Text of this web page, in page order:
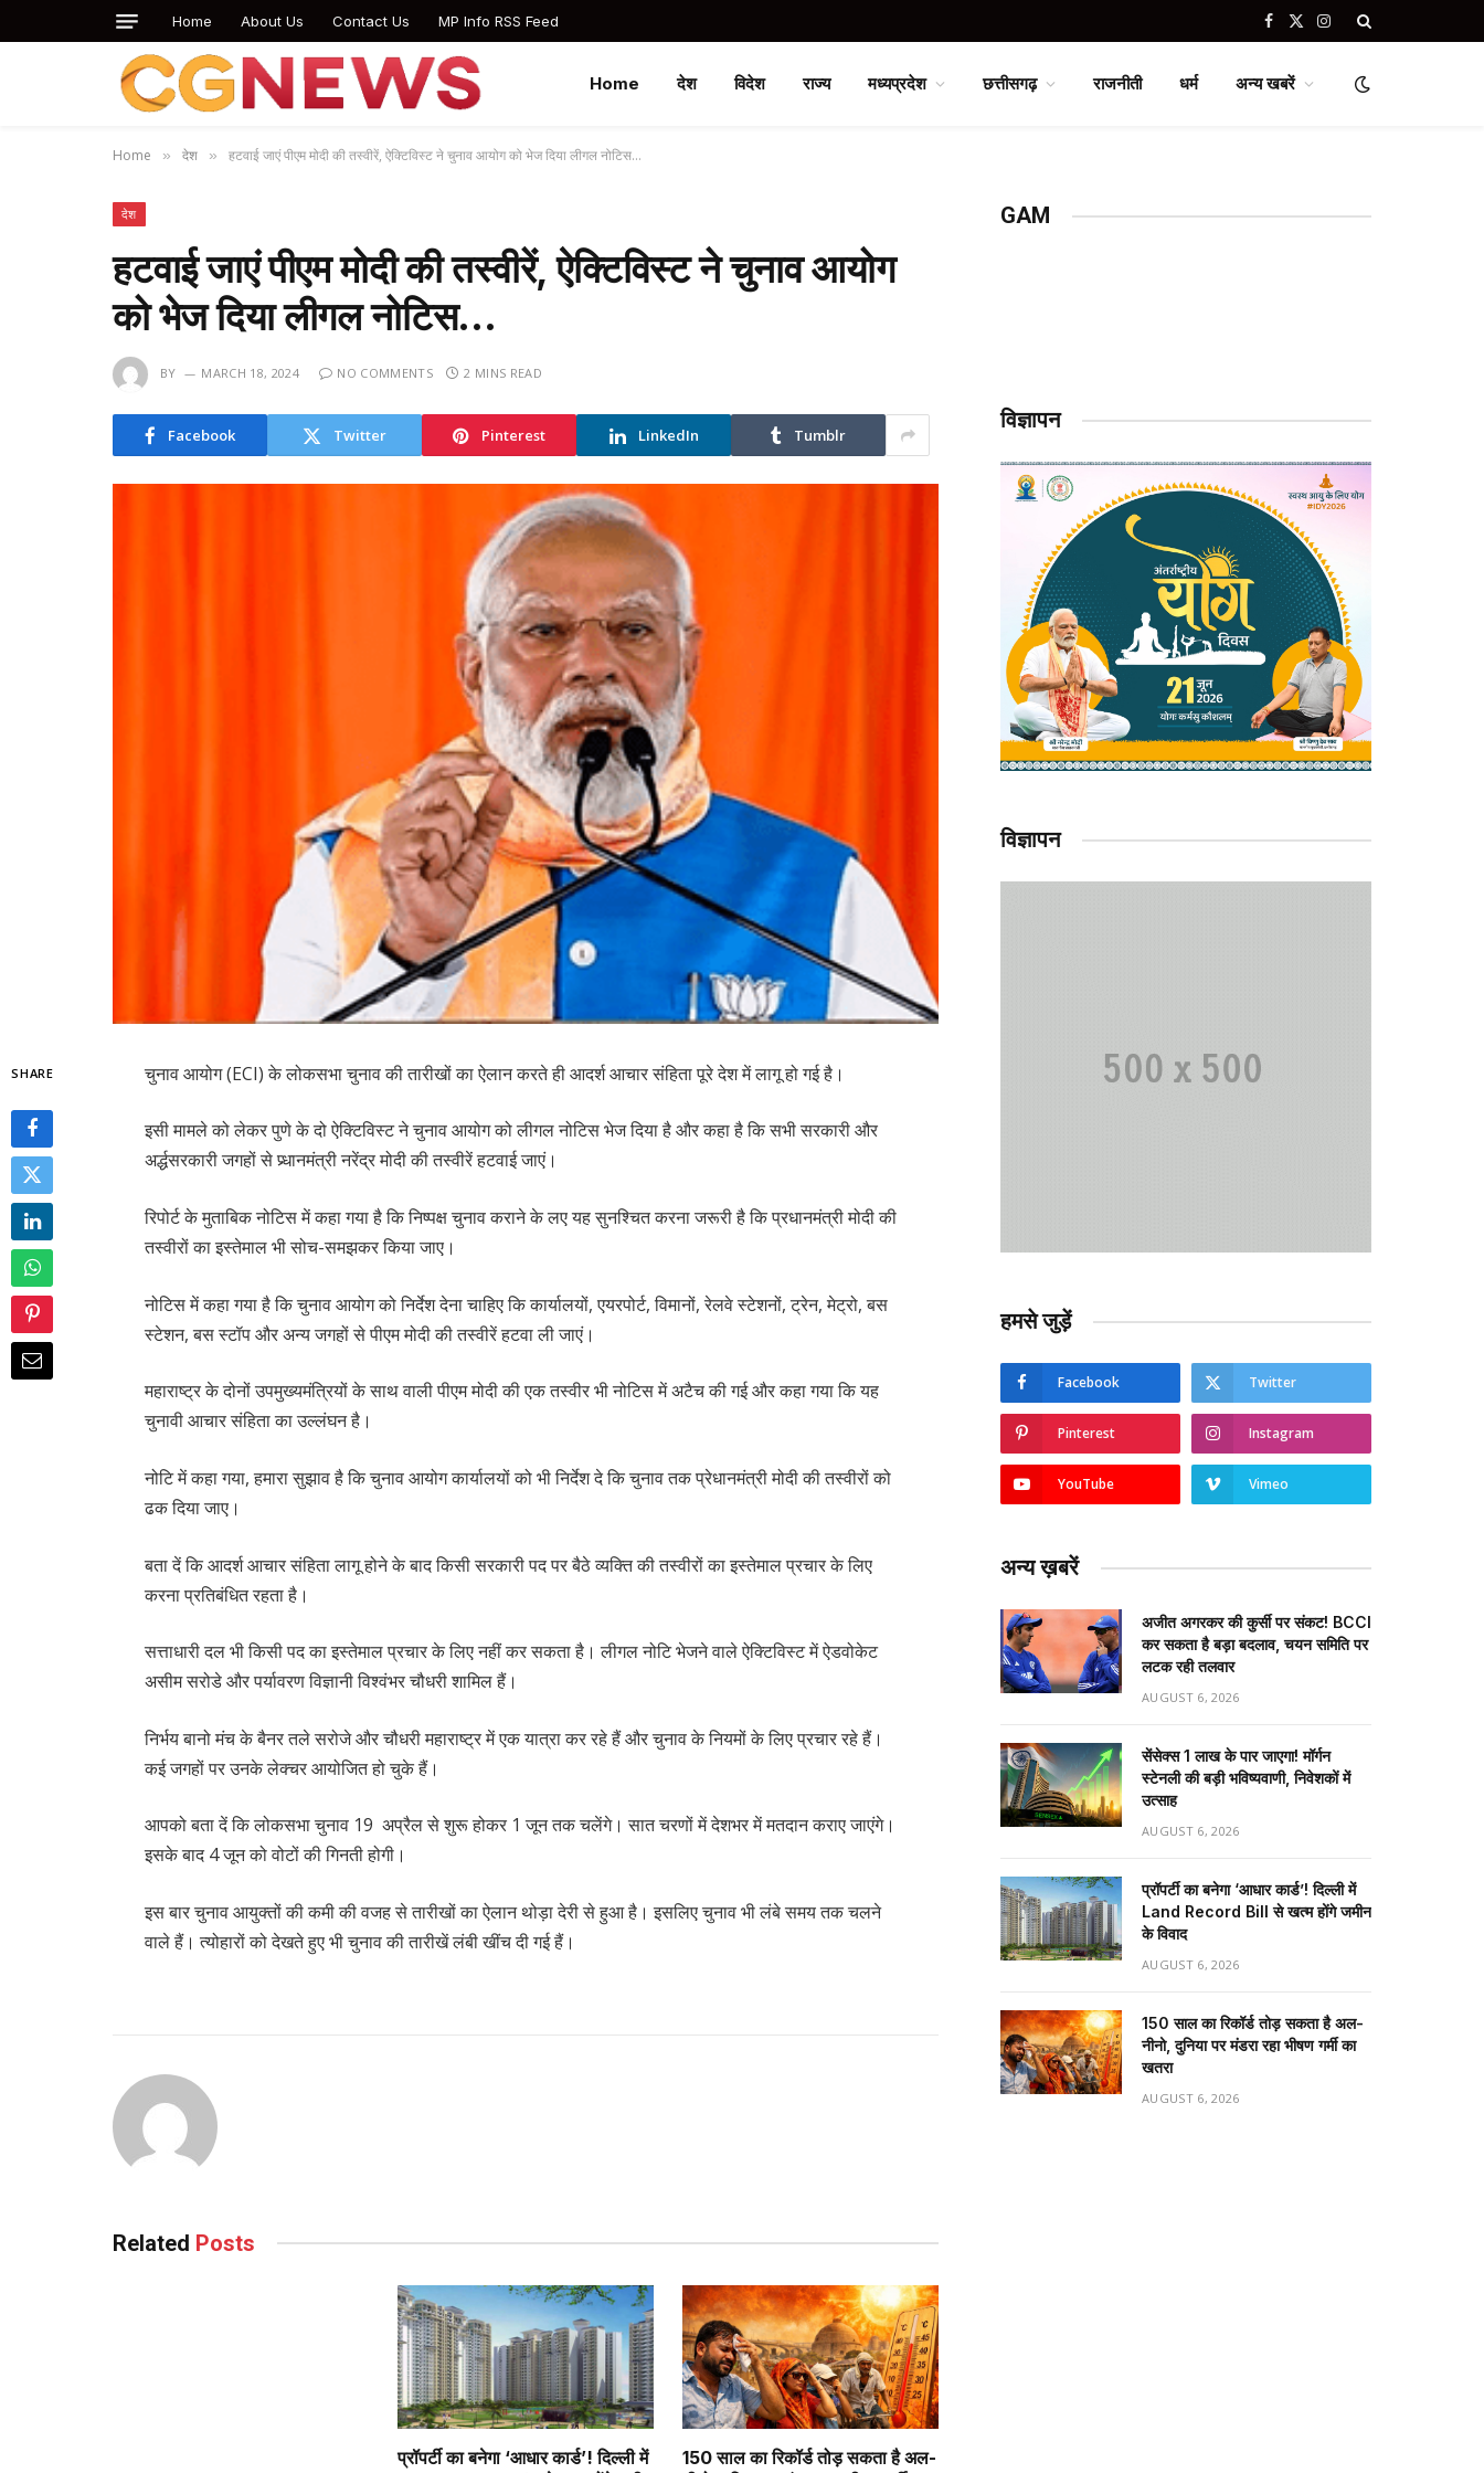
Home About Us Contact Us MP Info RSS Feed Facebook
X
Instagram
Home देश विदेश राज्य मध्यप्रदेश छत्तीसगढ़ राजनीती धर्म अन्य खबरें
Home » देश » हटवाई जाएं पीएम मोदी की तस्वीरें, ऐक्टिविस्ट ने चुनाव आयोग को भेज दिया लीगल नोटिस…
देश
हटवाई जाएं पीएम मोदी की तस्वीरें, ऐक्टिविस्ट ने चुनाव आयोग
को भेज दिया लीगल नोटिस…
BY MARCH 18, 2024 NO COMMENTS 2 MINS READ
Facebook Twitter Pinterest LinkedIn Tumblr
SHARE चुनाव आयोग (ECI) के लोकसभा चुनाव की तारीखों का ऐलान करते ही आदर्श आचार संहिता पूरे देश में लागू हो गई है।
इसी मामले को लेकर पुणे के दो ऐक्टिविस्ट ने चुनाव आयोग को लीगल नोटिस भेज दिया है और कहा है कि सभी सरकारी और
अर्द्धसरकारी जगहों से प्र्धानमंत्री नरेंद्र मोदी की तस्वीरें हटवाई जाएं।
रिपोर्ट के मुताबिक नोटिस में कहा गया है कि निष्पक्ष चुनाव कराने के लए यह सुनश्चित करना जरूरी है कि प्रधानमंत्री मोदी की
तस्वीरों का इस्तेमाल भी सोच-समझकर किया जाए।
नोटिस में कहा गया है कि चुनाव आयोग को निर्देश देना चाहिए कि कार्यालयों, एयरपोर्ट, विमानों, रेलवे स्टेशनों, ट्रेन, मेट्रो, बस
स्टेशन, बस स्टॉप और अन्य जगहों से पीएम मोदी की तस्वीरें हटवा ली जाएं।
महाराष्ट्र के दोनों उपमुख्यमंत्रियों के साथ वाली पीएम मोदी की एक तस्वीर भी नोटिस में अटैच की गई और कहा गया कि यह
चुनावी आचार संहिता का उल्लंघन है।
नोटि में कहा गया, हमारा सुझाव है कि चुनाव आयोग कार्यालयों को भी निर्देश दे कि चुनाव तक प्रेधानमंत्री मोदी की तस्वीरों को
ढक दिया जाए।
बता दें कि आदर्श आचार संहिता लागू होने के बाद किसी सरकारी पद पर बैठे व्यक्ति की तस्वीरों का इस्तेमाल प्रचार के लिए
करना प्रतिबंधित रहता है।
सत्ताधारी दल भी किसी पद का इस्तेमाल प्रचार के लिए नहीं कर सकता है। लीगल नोटि भेजने वाले ऐक्टिविस्ट में ऐडवोकेट
असीम सरोडे और पर्यावरण विज्ञानी विश्वंभर चौधरी शामिल हैं।
निर्भय बानो मंच के बैनर तले सरोजे और चौधरी महाराष्ट्र में एक यात्रा कर रहे हैं और चुनाव के नियमों के लिए प्रचार रहे हैं।
कई जगहों पर उनके लेक्चर आयोजित हो चुके हैं।
आपको बता दें कि लोकसभा चुनाव 19 अप्रैल से शुरू होकर 1 जून तक चलेंगे। सात चरणों में देशभर में मतदान कराए जाएंगे।
इसके बाद 4 जून को वोटों की गिनती होगी।
इस बार चुनाव आयुक्तों की कमी की वजह से तारीखों का ऐलान थोड़ा देरी से हुआ है। इसलिए चुनाव भी लंबे समय तक चलने
वाले हैं। त्योहारों को देखते हुए भी चुनाव की तारीखें लंबी खींच दी गई हैं।
Related Posts
प्रॉपर्टी का बनेगा ‘आधार कार्ड’! दिल्ली में
150 साल का रिकॉर्ड तोड़ सकता है अल-
GAM
विज्ञापन
विज्ञापन
हमसे जुड़ें
Facebook Twitter
Pinterest Instagram
YouTube Vimeo
अन्य ख़बरें
अजीत अगरकर की कुर्सी पर संकट! BCCI
कर सकता है बड़ा बदलाव, चयन समिति पर
लटक रही तलवार
AUGUST 6, 2026
सेंसेक्स 1 लाख के पार जाएगा! मॉर्गन
स्टेनली की बड़ी भविष्यवाणी, निवेशकों में
उत्साह
AUGUST 6, 2026
प्रॉपर्टी का बनेगा ‘आधार कार्ड’! दिल्ली में
Land Record Bill से खत्म होंगे जमीन
के विवाद
AUGUST 6, 2026
150 साल का रिकॉर्ड तोड़ सकता है अल-
नीनो, दुनिया पर मंडरा रहा भीषण गर्मी का
खतरा
AUGUST 6, 2026